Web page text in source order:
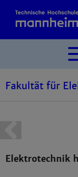
Fakultät für
Elektrotechnik